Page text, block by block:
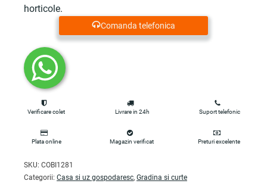
horticole.
Comanda telefonica
Verificare colet Livrare in 24h Suport telefonic
Plata online Magazin verificat Preturi excelente
SKU: COBI1281
Categorii: Casa si uz gospodaresc, Gradina si curte